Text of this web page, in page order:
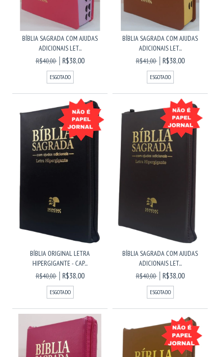
BÍBLIA SAGRADA COM AJUDAS
ADICIONAIS LET...
R$40,00
R$38,00
ESGOTADO
BÍBLIA SAGRADA COM AJUDAS
ADICIONAIS LET...
R$41,00
R$38,00
ESGOTADO
BÍBLIA ORIGINAL LETRA
HIPERGIGANTE - CAP...
R$40,00
R$38,00
ESGOTADO
BÍBLIA SAGRADA COM AJUDAS
ADICIONAIS LET...
R$40,00
R$38,00
ESGOTADO